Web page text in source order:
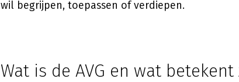
wil begrijpen, toepassen of verdiepen.
Wat is de AVG en wat